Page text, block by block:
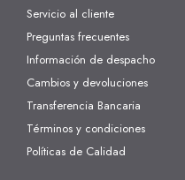
Servicio al cliente
Preguntas frecuentes
Información de despacho
Cambios y devoluciones
Transferencia Bancaria
Términos y condiciones
Políticas de Calidad